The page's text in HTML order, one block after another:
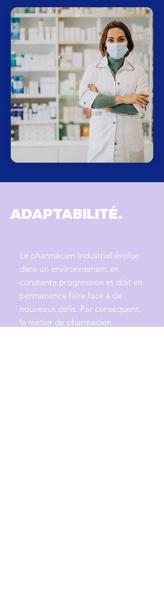
ADAPTABILITÉ.
Le pharmacien industriel évolue
dans un environnement en
constante progression et doit en
permanence faire face à de
nouveaux défis. Par conséquent,
le métier de pharmacien